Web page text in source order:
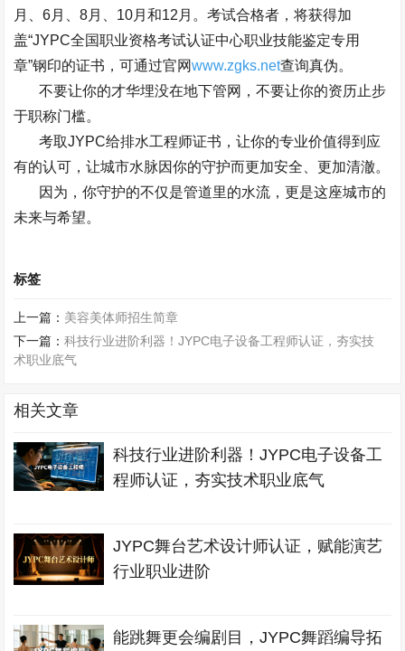
月、6月、8月、 10月和12 月。考试合格者，将获得加
盖“JYPC全国职业资格考试认证中心职业技能鉴定专用
章”钢印的证书，可通过官网www.zgks.net查询真伪。
不要让你的才华埋没在地下管网，不要让你的资历止步
于职称门槛。
考取JYPC给排水工程师证书，让你的专业价值得到应
有的认可，让城市水脉因你的守护而更加安全、更加清澈。
因为，你守护的不仅是管道里的水流，更是这座城市的
未来与希望。
标签
上一篇： 美容美体师招生简章
下一篇：科技行业进阶利器！JYPC电子设备工程师认证，夯实技
术职业底气
相关文章
科技行业进阶利器！JYPC电子设备工
程师认证，夯实技术职业底气
JYPC舞台艺术设计师认证，赋能演艺
行业职业进阶
能跳舞更会编剧目，JYPC舞蹈编导拓